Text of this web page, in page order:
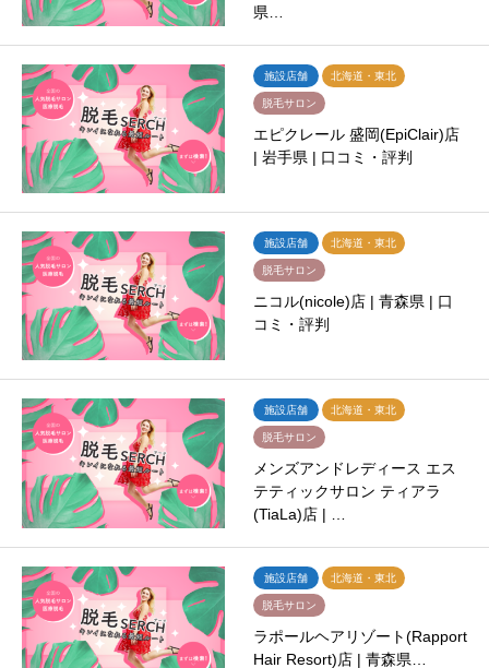
県…
施設店舗 北海道・東北
脱毛サロン
エピクレール 盛岡(EpiClair)店
| 岩手県 | 口コミ・評判
施設店舗 北海道・東北
脱毛サロン
ニコル(nicole)店 | 青森県 | 口
コミ・評判
施設店舗 北海道・東北
脱毛サロン
メンズアンドレディース エス
テティックサロン ティアラ
(TiaLa)店 | …
施設店舗 北海道・東北
脱毛サロン
ラポールヘアリゾート(Rapport
Hair Resort)店 | 青森県…